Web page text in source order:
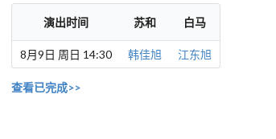
演出时间 苏和 白马
8月9日 周日 14:30 韩佳旭 江东旭
查看已完成>>